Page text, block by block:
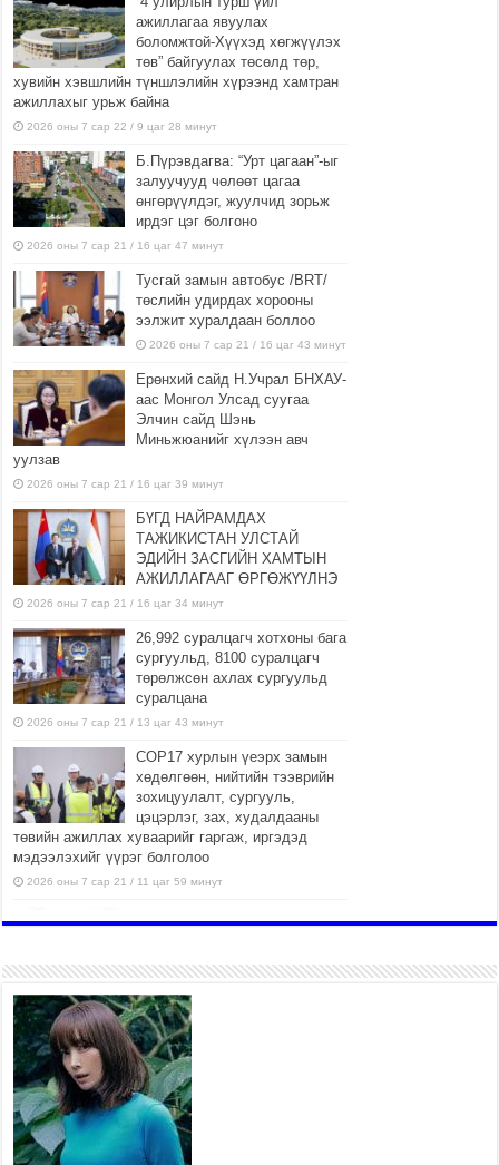
ажиллагаа явуулах
боломжтой-Хүүхэд хөгжүүлэх
төв” байгуулах төсөлд төр,
хувийн хэвшлийн түншлэлийн хүрээнд хамтран
ажиллахыг урьж байна
2026 оны 7 сар 22 / 9 цаг 28 минут
Б.Пүрэвдагва: “Урт цагаан”-ыг
залуучууд чөлөөт цагаа
өнгөрүүлдэг, жуулчид зорьж
ирдэг цэг болгоно
2026 оны 7 сар 21 / 16 цаг 47 минут
Тусгай замын автобус /BRT/
төслийн удирдах хорооны
ээлжит хуралдаан боллоо
2026 оны 7 сар 21 / 16 цаг 43 минут
Ерөнхий сайд Н.Учрал БНХАУ-
аас Монгол Улсад суугаа
Элчин сайд Шэнь
Миньжюанийг хүлээн авч
уулзав
2026 оны 7 сар 21 / 16 цаг 39 минут
БҮГД НАЙРАМДАХ
ТАЖИКИСТАН УЛСТАЙ
ЭДИЙН ЗАСГИЙН ХАМТЫН
АЖИЛЛАГААГ ӨРГӨЖҮҮЛНЭ
2026 оны 7 сар 21 / 16 цаг 34 минут
26,992 суралцагч хотхоны бага
сургуульд, 8100 суралцагч
төрөлжсөн ахлах сургуульд
суралцана
2026 оны 7 сар 21 / 13 цаг 43 минут
COP17 хурлын үеэрх замын
хөдөлгөөн, нийтийн тээврийн
зохицуулалт, сургууль,
цэцэрлэг, зах, худалдааны
төвийн ажиллах хуваарийг гаргаж, иргэдэд
мэдээлэхийг үүрэг болголоо
2026 оны 7 сар 21 / 11 цаг 59 минут
сонирхлыг нэн тэргүүнд
хангахыг баталгаажууллаа
2026 оны 7 сар 21 / 11 цаг 42 минут
Б.Пүрэвдагва: “Туул-1”
коллекторыг ашиглалтад
оруулж байж бид гэр
хорооллыг барилгажуулна
2026 оны 7 сар 21 / 10 цаг 15 минут